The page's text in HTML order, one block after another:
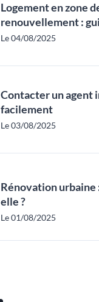
Logement en zone
renouvellement :
Le 04/08/2025
Contacter un agent
facilement
Le 03/08/2025
Rénovation urbaine
elle ?
Le 01/08/2025